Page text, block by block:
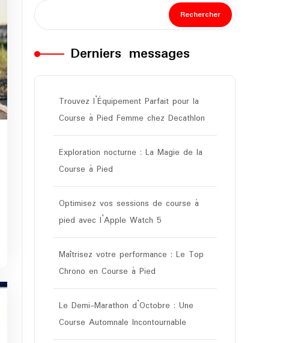
Rechercher
Derniers messages
Trouvez l’Équipement Parfait pour la
Course à Pied Femme chez Decathlon
Exploration nocturne : La Magie de la
Course à Pied
Optimisez vos sessions de course à
pied avec l’Apple Watch 5
Maîtrisez votre performance : Le Top
Chrono en Course à Pied
Le Demi-Marathon d’Octobre : Une
Course Automnale Incontournable